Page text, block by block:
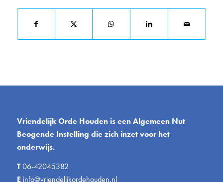
Vriendelijk Orde Houden is een Algemeen Nut
Beogende Instelling die zich inzet voor het
onderwijs.
T06-42045382
E info@vriendelijkordehouden.nl